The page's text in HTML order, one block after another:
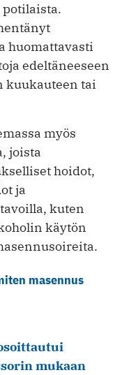
huomattavasti
edeltäneeseen
kuukauteen tai
myös
joista
hoidot,
ja
kuten
käytön
masennus
mukaan